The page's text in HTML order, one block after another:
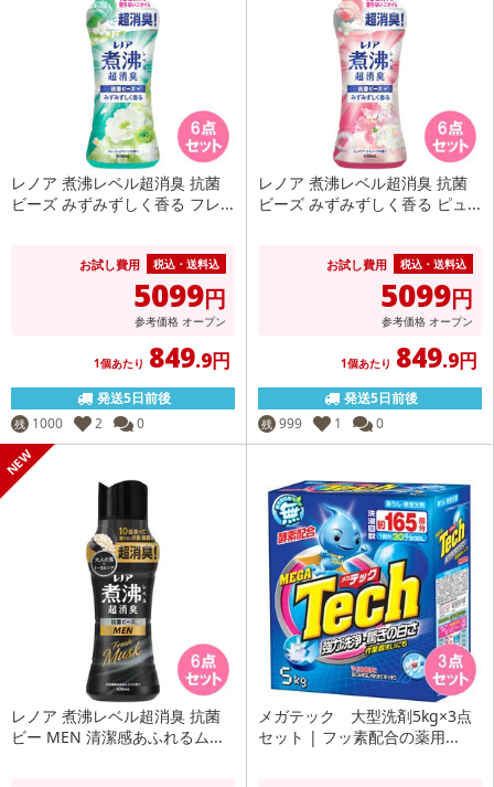
レノア 煮沸レベル超消臭 抗菌
ビーズ みずみずしく香る フレ...
お試し費用 税込・送料込
5099円
参考価格 オープン
1個あたり 849.9円
発送5日前後
残 1000 2 0
レノア 煮沸レベル超消臭 抗菌
ビーズ みずみずしく香る ピュ...
お試し費用 税込・送料込
5099円
参考価格 オープン
1個あたり 849.9円
発送5日前後
残 999 1 0
レノア 煮沸レベル超消臭 抗菌
ビー MEN 清潔感あふれるム...
メガテック 大型洗剤5kg×3点
セット | フッ素配合の薬用...